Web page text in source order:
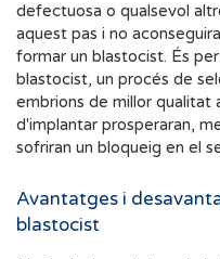
defectuosa o qualsevol
aquest pas i no
formar un blastocist. És
blastocist, un procés de
embrions de millor qualitat
d'implantar prosperaran,
sofriran un bloqueig en el
Avantatges i
blastocist